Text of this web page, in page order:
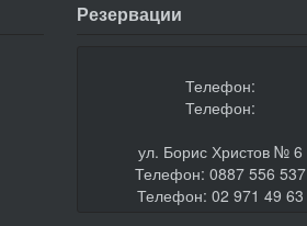
Резервации
Телефон:
Телефон:
ул. Борис Христов № 6
Телефон: 0887 556 537
Телефон: 02 971 49 63